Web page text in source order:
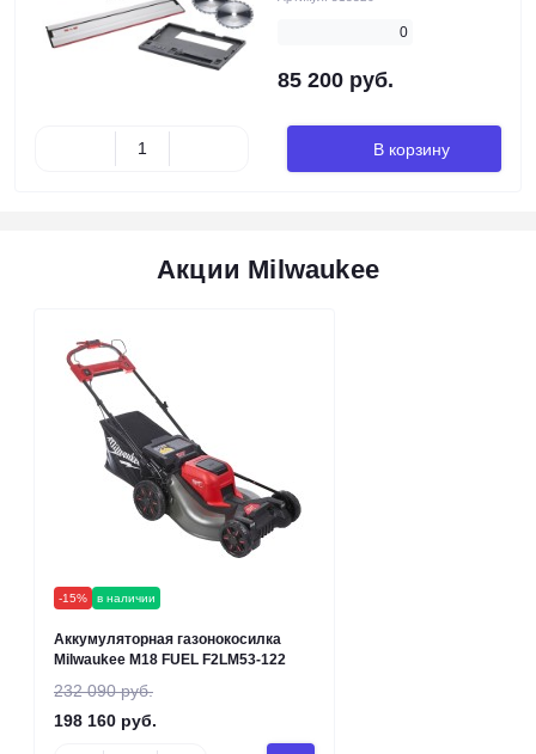
0
85 200 руб.
В корзину
Акции Milwaukee
-15% в наличии
Аккумуляторная газонокосилка
Milwaukee M18 FUEL F2LM53-122
232 090 руб.
198 160 руб.